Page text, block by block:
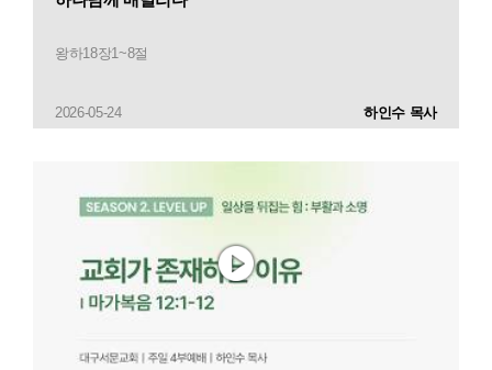
왕하18장1~8절
2026-05-24 하인수 목사